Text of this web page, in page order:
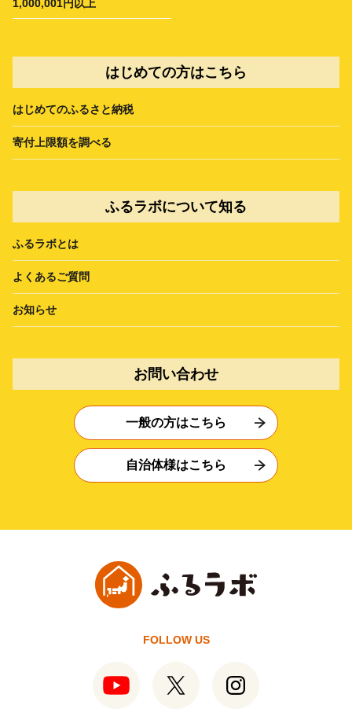
1,000,001円以上
はじめての方はこちら
はじめてのふるさと納税
寄付上限額を調べる
ふるラボについて知る
ふるラボとは
よくあるご質問
お知らせ
お問い合わせ
一般の方はこちら
自治体様はこちら
FOLLOW US